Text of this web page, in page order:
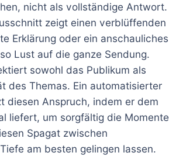
nicht als vollständige Antwort.
zeigt einen verblüffenden
Erklärung oder ein anschauliches
Lust auf die ganze Sendung.
sowohl das Publikum als
des Themas. Ein automatisierter
diesen Anspruch, indem er dem
liefert, um sorgfältig die Momente
Spagat zwischen
am besten gelingen lassen.